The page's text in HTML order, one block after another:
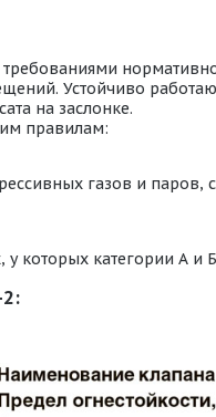
Устойчиво
на заслонке.
правилам:
газов и
которых категории А и